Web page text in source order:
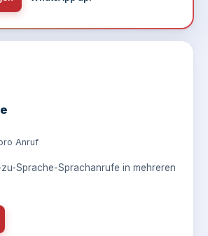
Anruf
Sprache-Sprachanrufe in mehreren